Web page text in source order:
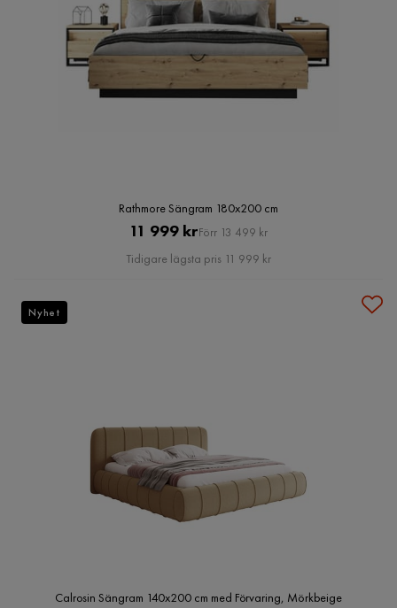
Rathmore Sängram 180x200 cm
Pris
11 999 krOriginal
Pris
Förr 13 499 kr
Tidigare lägsta pris 11 999 kr
Calrosin Sängram 140x200 cm med Förvaring, Mörkbeige
Nyhet